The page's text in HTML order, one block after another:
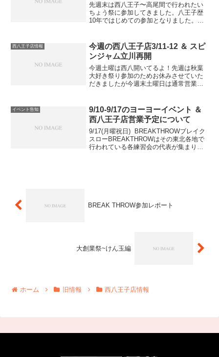
先週末は西八王子〜高尾間で行われたい
ちょう祭に参加してきました。八王子歴
10年ではじめての参加となりました。民
な状態の中、関所と呼ばれるチェックポ
イントをめぐるスタンプ...
西八王子店情報
今週の西八王子店3/11-12 ＆ スピ
ンジャム立川再開
今週土曜は西八開いてるよ！先週は秋葉
大好き祭り参加のためお休みさせていた
だきましたが今週末土曜日は通常営業、
に来てね！3/4西八王子店営業日です。
12：00-18：00...
イベント告知
9/10-9/17のヨーヨーイベント ＆
西八王子店営業予定について
9/17(月曜祝日) BREAKTHROWブレイク
スローBREAKTHROWはその東北各地で
行われている各練習会の代表が集まり、
BREAK THROW参加レポート
大創業祭~けん玉編
ホーム 旧情報 西八王子店情報